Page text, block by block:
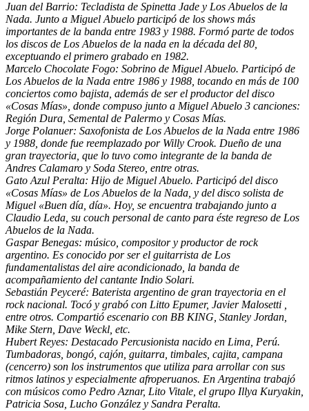
Juan del Barrio: Tecladista de Spinetta Jade y Los Abuelos de la
Nada. Junto a Miguel Abuelo participó de los shows más
importantes de la banda entre 1983 y 1988. Formó parte de todos
los discos de Los Abuelos de la nada en la década del 80,
exceptuando el primero grabado en 1982.
Marcelo Chocolate Fogo: Sobrino de Miguel Abuelo. Participó de
Los Abuelos de la Nada entre 1986 y 1988, tocando en más de 100
conciertos como bajista, además de ser el productor del disco
«Cosas Mías», donde compuso junto a Miguel Abuelo 3 canciones:
Región Dura, Semental de Palermo y Cosas Mías.
Jorge Polanuer: Saxofonista de Los Abuelos de la Nada entre 1986
y 1988, donde fue reemplazado por Willy Crook. Dueño de una
gran trayectoria, que lo tuvo como integrante de la banda de
Andres Calamaro y Soda Stereo, entre otras.
Gato Azul Peralta: Hijo de Miguel Abuelo. Participó del disco
«Cosas Mías» de Los Abuelos de la Nada, y del disco solista de
Miguel «Buen día, día». Hoy, se encuentra trabajando junto a
Claudio Leda, su couch personal de canto para éste regreso de Los
Abuelos de la Nada.
Gaspar Benegas: músico, compositor y productor de rock
argentino. Es conocido por ser el guitarrista de Los
fundamentalistas del aire acondicionado, la banda de
acompañamiento del cantante Indio Solari.
Sebastián Peyceré: Baterista argentino de gran trayectoria en el
rock nacional. Tocó y grabó con Litto Epumer, Javier Malosetti ,
entre otros. Compartió escenario con BB KING, Stanley Jordan,
Mike Stern, Dave Weckl, etc.
Hubert Reyes: Destacado Percusionista nacido en Lima, Perú.
Tumbadoras, bongó, cajón, guitarra, timbales, cajita, campana
(cencerro) son los instrumentos que utiliza para arrollar con sus
ritmos latinos y especialmente afroperuanos. En Argentina trabajó
con músicos como Pedro Aznar, Lito Vitale, el grupo Illya Kuryakin,
Patricia Sosa, Lucho González y Sandra Peralta.